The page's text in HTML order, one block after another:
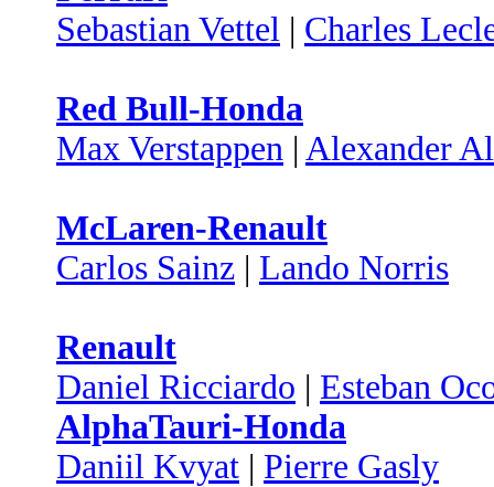
Sebastian Vettel | Charles
Red Bull-Honda
Max Verstappen | Alexander
McLaren-Renault
Carlos Sainz | Lando Norris
Renault
Daniel Ricciardo | Esteban
AlphaTauri-Honda
Daniil Kvyat | Pierre Gasly